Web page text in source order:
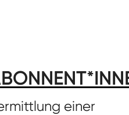
einer